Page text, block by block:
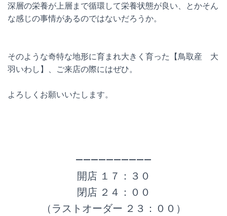
深層の栄養が上層まで循環して栄養状態が良い、とかそん
な感じの事情があるのではないだろうか。
そのような奇特な地形に育まれ大きく育った【鳥取産 大
羽いわし】、ご来店の際にはぜひ。
よろしくお願いいたします。
——————————
開店 １７：３０
閉店 ２４：００
（ラストオーダー ２３：００）